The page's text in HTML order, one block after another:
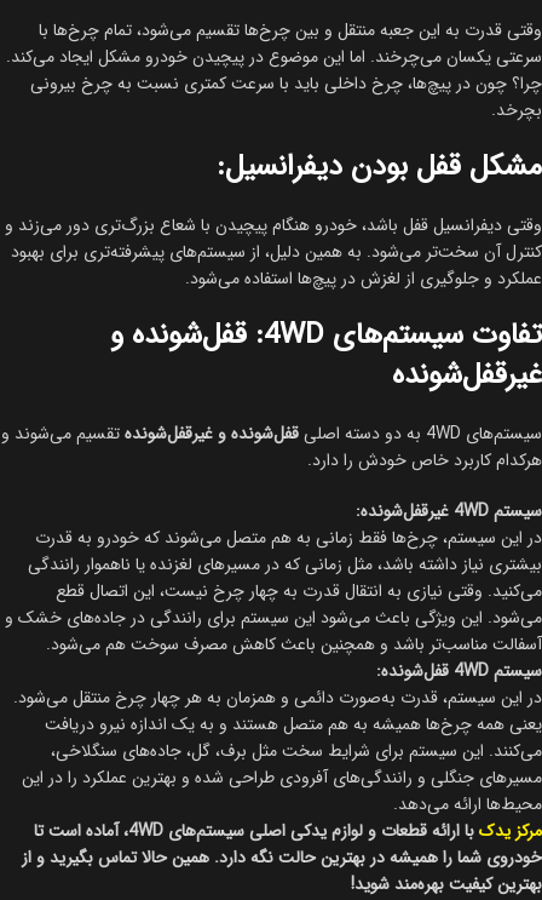
وقتی قدرت به این جعبه منتقل و بین چرخ‌ها تقسیم می‌شود، تمام چرخ‌ها با
سرعتی یکسان می‌چرخند. اما این موضوع در پیچیدن خودرو مشکل ایجاد می‌کند.
چرا؟ چون در پیچ‌ها، چرخ داخلی باید با سرعت کمتری نسبت به چرخ بیرونی
بچرخد.
مشکل قفل بودن دیفرانسیل:
وقتی دیفرانسیل قفل باشد، خودرو هنگام پیچیدن با شعاع بزرگ‌تری دور می‌زند و
کنترل آن سخت‌تر می‌شود. به همین دلیل، از سیستم‌های پیشرفته‌تری برای بهبود
عملکرد و جلوگیری از لغزش در پیچ‌ها استفاده می‌شود.
تفاوت سیستم‌های 4WD: قفل‌شونده و
غیرقفل‌شونده
سیستم‌های 4WD به دو دسته اصلی قفل‌شونده و غیرقفل‌شوندهتقسیم می‌شوند و
هرکدام کاربرد خاص خودش را دارد.
سیستم 4WD غیرقفل‌شونده:
در این سیستم، چرخ‌ها فقط زمانی به هم متصل می‌شوند که خودرو به قدرت
بیشتری نیاز داشته باشد، مثل زمانی که در مسیرهای لغزنده یا ناهموار رانندگی
می‌کنید. وقتی نیازی به انتقال قدرت به چهار چرخ نیست، این اتصال قطع
می‌شود. این ویژگی باعث می‌شود این سیستم برای رانندگی در جاده‌های خشک و
آسفالت مناسب‌تر باشد و همچنین باعث کاهش مصرف سوخت هم می‌شود.
سیستم 4WD قفل‌شونده:
در این سیستم، قدرت به‌صورت دائمی و همزمان به هر چهار چرخ منتقل می‌شود.
یعنی همه چرخ‌ها همیشه به هم متصل هستند و به یک اندازه نیرو دریافت
می‌کنند. این سیستم برای شرایط سخت مثل برف، گل، جاده‌های سنگلاخی،
مسیرهای جنگلی و رانندگی‌های آفرودی طراحی شده و بهترین عملکرد را در این
محیط‌ها ارائه می‌دهد.
مرکز یدک
با ارائه قطعات و لوازم یدکی اصلی سیستم‌های 4WD، آماده است تا
خودروی شما را همیشه در بهترین حالت نگه دارد. همین حالا تماس بگیرید و از
بهترین کیفیت بهره‌مند شوید!